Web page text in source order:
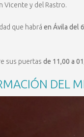
Vicente y del Rastro.
que habrá en Ávila del
sus puertas de 11,00 a
DEL